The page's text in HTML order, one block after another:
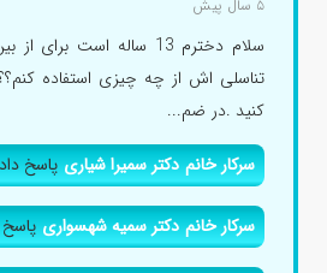
۵ سال پیش
سلام دخترم 13 ساله است
تناسلی اش از چه چیزی استفاده
کنید .در ضم...
سرکار خانم دکتر سمیرا شیاریپاسخ
سرکار خانم دکتر سمیه شهسواریپاسخ